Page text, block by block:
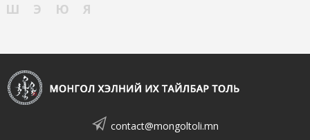
Ш
Э Ю Я
contact@mongoltoli.mn